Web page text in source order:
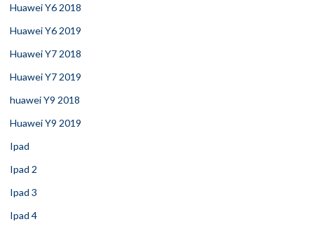
Huawei Y6 2018
Huawei Y6 2019
Huawei Y7 2018
Huawei Y7 2019
huawei Y9 2018
Huawei Y9 2019
Ipad
Ipad 2
Ipad 3
Ipad 4